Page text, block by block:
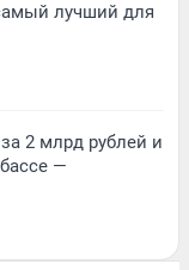
лучший для
2 млрд рублей и
—